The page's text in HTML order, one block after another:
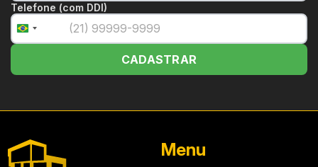
Telefone (com DDI)
Brazil
+55
CADASTRAR
Menu